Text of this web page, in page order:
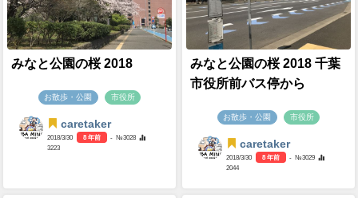
みなと公園の桜 2018
お散歩・公園 市役所
caretaker
2018/3/30 8 年前
- №3028
3223
みなと公園の桜 2018 千葉
市役所前バス停から
お散歩・公園 市役所
caretaker
2018/3/30 8 年前
- №3029
2044